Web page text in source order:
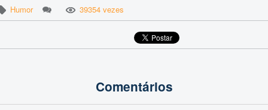
Humor 39354 vezes
Comentários